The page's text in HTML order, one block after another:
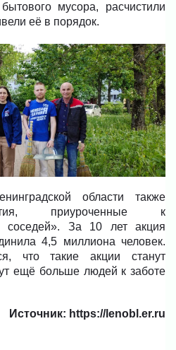
мусора, расчистили
её в порядок.
области также
приуроченные к
соседей». За 10 лет акция
4,5 миллиона человек.
что такие акции станут
ещё больше людей к заботе
Источник: https://lenobl.er.ru